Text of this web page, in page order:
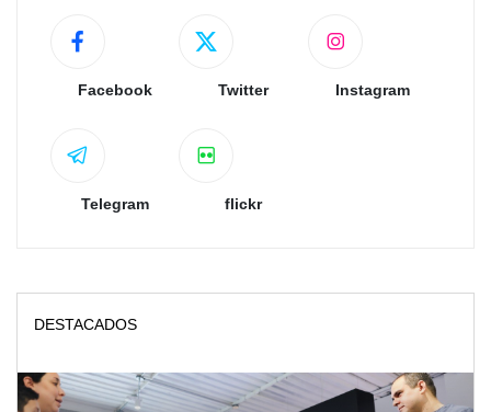
Facebook Twitter Instagram
Telegram flickr
DESTACADOS